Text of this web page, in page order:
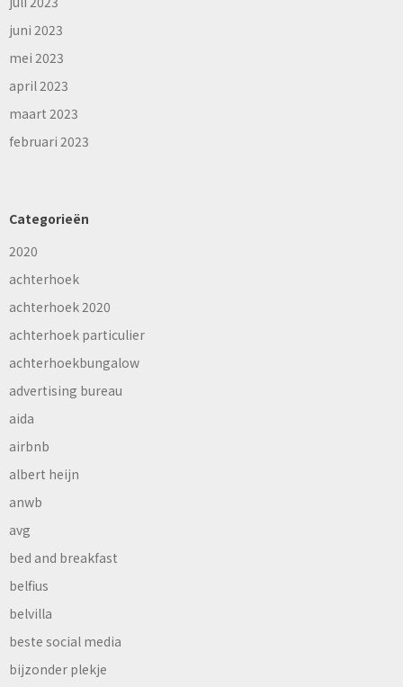
juni 2023
mei 2023
april 2023
maart 2023
februari 2023
Categorieën
2020
achterhoek
achterhoek 2020
achterhoek particulier
achterhoekbungalow
advertising bureau
aida
airbnb
albert heijn
anwb
avg
bed and breakfast
belfius
belvilla
beste social media
bijzonder plekje